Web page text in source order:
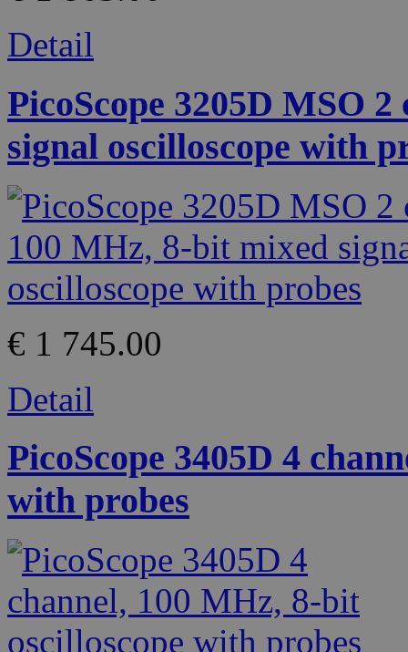
Detail
PicoScope 3205D MSO
signal oscilloscope with
€ 1 745.00
Detail
PicoScope 3405D 4
with probes